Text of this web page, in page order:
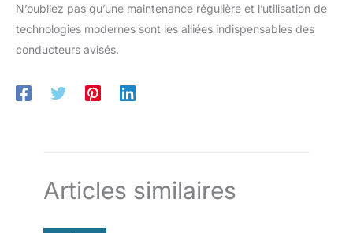
N’oubliez pas qu’une maintenance régulière et l’utilisation de
technologies modernes sont les alliées indispensables des
conducteurs avisés.
Articles similaires